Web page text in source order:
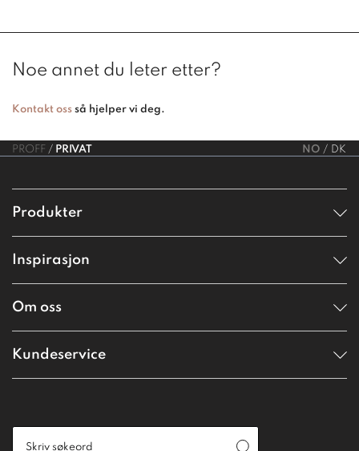
Noe annet du leter etter?
Kontakt oss så hjelper vi deg.
PROFF PRIVAT NO DK
Produkter
Inspirasjon
Om oss
Kundeservice